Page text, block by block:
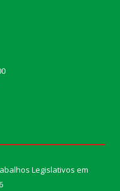
Legislativos em